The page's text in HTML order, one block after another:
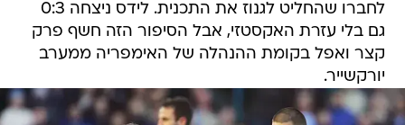
לחברו שהחליט לגנוז את התכנית. לידס ניצחה 0:3
גם בלי עזרת האקסטזי, אבל הסיפור הזה חשף פרק
קצר ואפל בקומת ההנהלה של האימפריה ממערב
יורקשייר.